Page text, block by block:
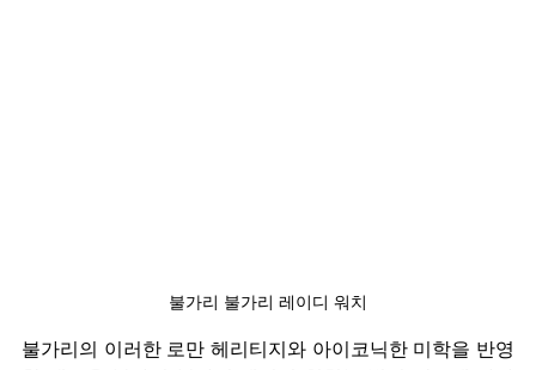
불가리 불가리 레이디 워치
불가리의 이러한 로만 헤리티지와 아이코닉한 미학을 반영